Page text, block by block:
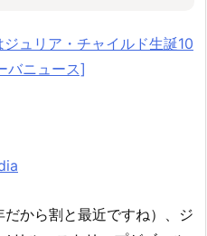
ュリア・チャイルド生誕10
バニュース]
から割と最近ですね）、ジ